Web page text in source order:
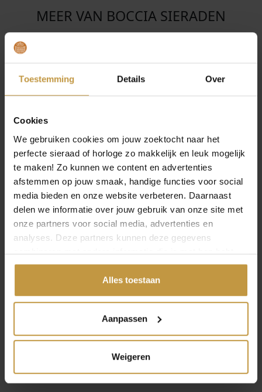
Toestemming Details Over
Cookies
We gebruiken cookies om jouw zoektocht naar het
perfecte sieraad of horloge zo makkelijk en leuk mogelijk
te maken! Zo kunnen we content en advertenties
afstemmen op jouw smaak, handige functies voor social
media bieden en onze website verbeteren. Daarnaast
delen we informatie over jouw gebruik van onze site met
onze partners voor social media, advertenties en
analyses. Deze partners kunnen deze gegevens
combineren met andere informatie die je met hen hebt
gedeeld of die ze hebben verzameld via jouw gebruik van
Alles toestaan
Aanpassen
Weigeren
MEER VAN BOCCIA SIERADEN
€89,00
OORSTEKERS
Direct leverbaar, 1
werkdag
€79,00
OORSTEKERS
werkdag
INFORMATIE OVER BOCCIA